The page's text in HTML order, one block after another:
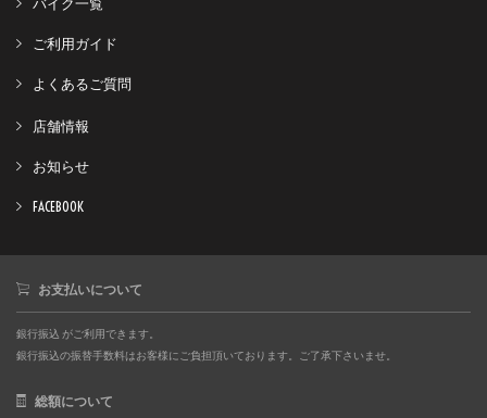
ご利用ガイド
よくあるご質問
店舗情報
お知らせ
FACEBOOK
お支払いについて
銀行振込 がご利用できます。
銀行振込の振替手数料はお客様にご負担頂いております。ご了承下さいませ。
総額について